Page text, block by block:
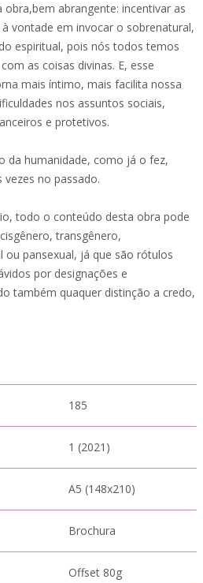
abrangente: incentivar as
vontade em invocar o sobrenatural,
espiritual, pois nós todos temos
as coisas divinas. E, esse
mais íntimo, mais facilita nossa
nos assuntos sociais,
e protetivos.
da humanidade, como já o fez,
no passado.
todo o conteúdo desta obra pode
transgênero,
ou pansexual, já que são rótulos
por designações e
também quaquer distinção a credo,
185
1 (2021)
A5 (148x210)
Brochura
Offset 80g